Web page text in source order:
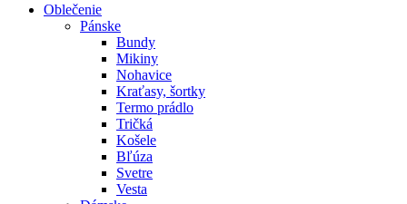
Oblečenie
Pánske
Bundy
Mikiny
Nohavice
Kraťasy, šortky
Termo prádlo
Tričká
Košele
Bľúza
Svetre
Vesta